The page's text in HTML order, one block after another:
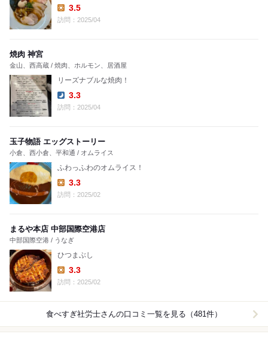
Lunch:
3.5
訪問：2025/04
焼肉 神宮
金山、西高蔵 / 焼肉、ホルモン、居酒屋
リーズナブルな焼肉！
Dinner:
3.3
訪問：2025/04
玉子物語 エッグストーリー
小倉、西小倉、平和通 / オムライス
ふわっふわのオムライス！
Lunch:
3.3
訪問：2025/02
まるや本店 中部国際空港店
中部国際空港 / うなぎ
ひつまぶし
Lunch:
3.3
訪問：2025/02
食べすぎ社労士さんの口コミ一覧を見る（481件）